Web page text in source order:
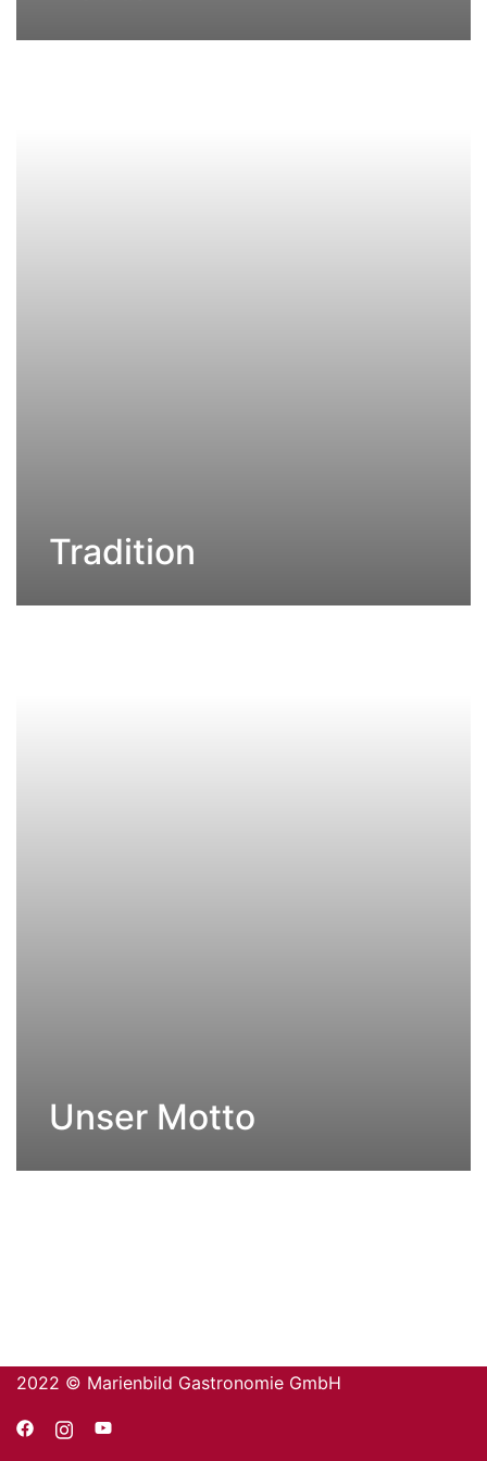
Tradition
Unser Motto
2022 © Marienbild Gastronomie GmbH